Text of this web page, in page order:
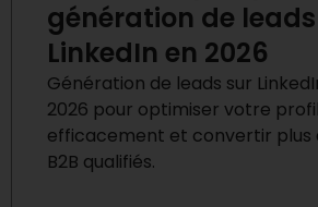
génération de
LinkedIn en 2026
Génération de leads sur
2026 pour optimiser votre
efficacement et convertir plus
B2B qualifiés.